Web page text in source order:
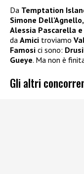
Da Temptation
Simone
Alessia Pascarella e
da Amici troviamo
Famosi ci sono:
Gueye. Ma non è
Gli altri